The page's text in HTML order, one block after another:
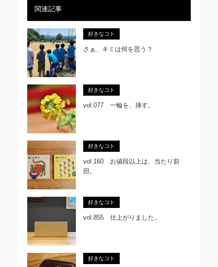
関連記事
好きなコト
さぁ、キミは何を思う？
好きなコト
vol.077 一輪を、挿す。
好きなコト
vol.160 お値段以上は、当たり前
田。
好きなコト
vol.855 仕上がりました。
好きなコト